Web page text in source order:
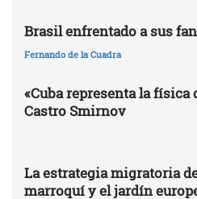
Brasil enfrentado a sus
Fernando de la Cuadra
«Cuba representa la física
Castro Smirnov
La estrategia migratoria
marroquí y el jardín